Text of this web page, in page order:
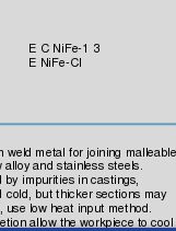
E C Ni Fe-1 3
E NiFe-CI
weld metal for joining malleable,
alloy and stainless steels.
by impurities in castings,
cold, but thic ker sections may
, use low heat input method.
ion allow the workpiece to cool